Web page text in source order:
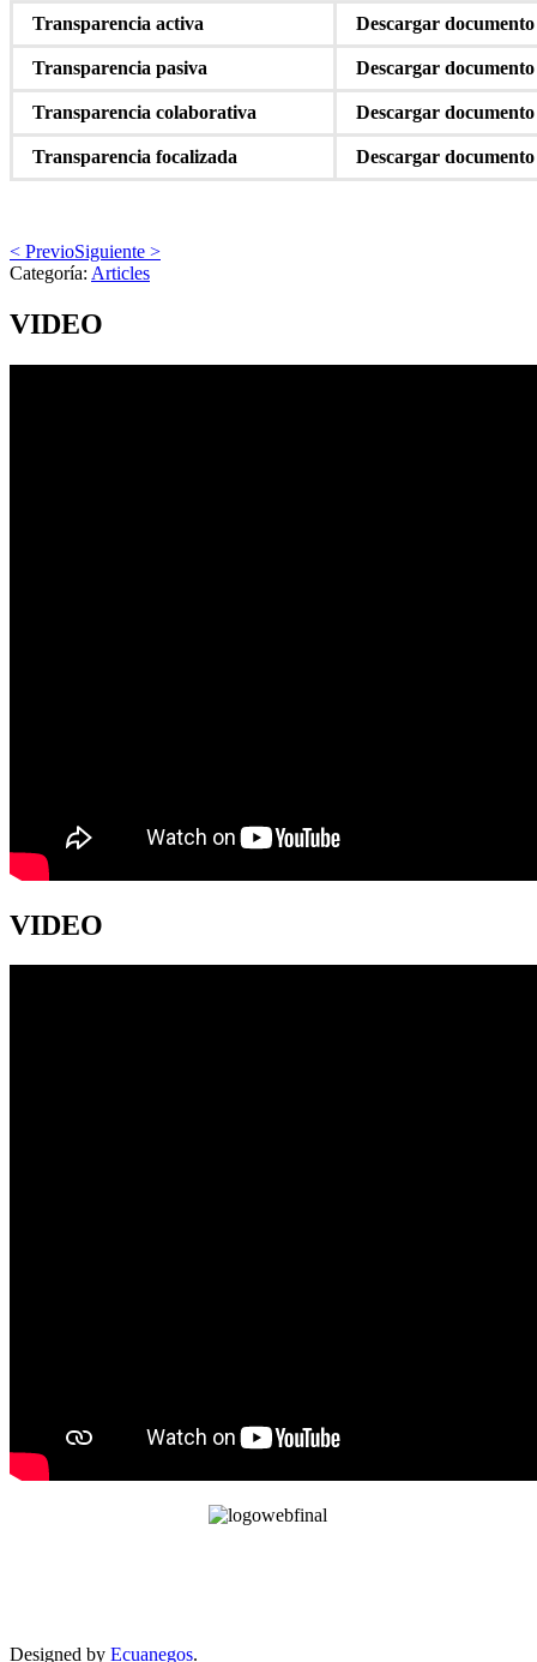
Transparencia activa
Descargar documento
Transparencia pasiva Descargar documento
Transparencia colaborativa Descargar documento
Transparencia focalizada Descargar documento
< PrevioSiguiente >
Categoría: Articles
VIDEO
VIDEO
Designed by Ecuanegos.